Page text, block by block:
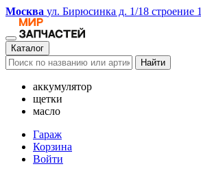
Москва ул. Бирюсинка д. 1/18 строение 1
Каталог
Найти
аккумулятор
щетки
масло
Гараж
Корзина
Войти